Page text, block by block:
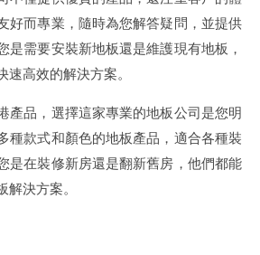
好而專業，隨時為您解答疑問，並提供
是需要安裝新地板還是維護現有地板，
高效的解決方案。
產品，選擇這家專業的地板公司是您明
種款式和顏色的地板產品，適合各種裝
是在裝修新房還是翻新舊房，他們都能
決方案。